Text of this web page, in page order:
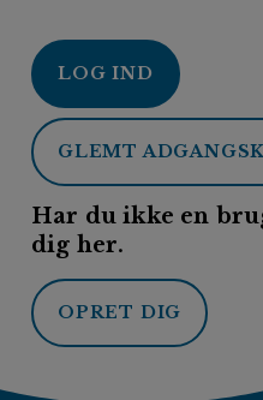
LOG IND
GLEMT
Har du ikke en
dig her.
OPRET DIG